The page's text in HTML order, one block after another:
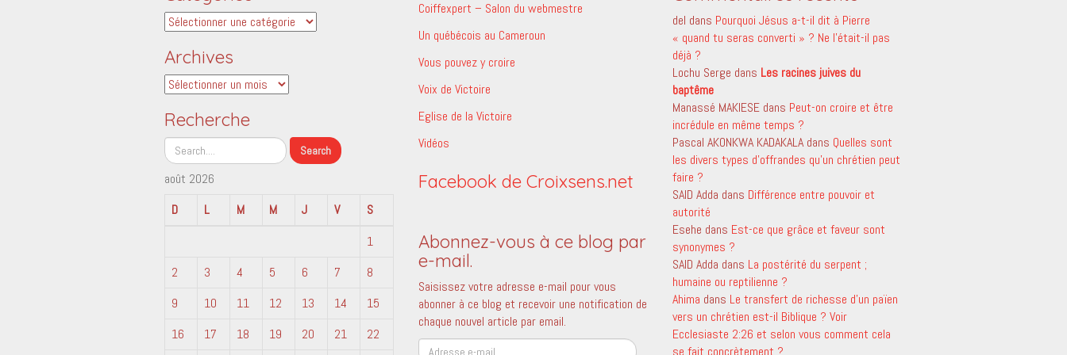
Catégories
Archives
Archives
Recherche
août 2026
D
L M M J V
S
1
2
3 4 5 6 7
8
9
10 11 12 13 14
15
16
17 18 19 20 21 22
Coiffexpert – Salon du webmestre
Un québécois au Cameroun
Vous pouvez y croire
Voix de Victoire
Eglise de la Victoire
Vidéos
Facebook de Croixsens.net
Abonnez-vous à ce blog par
e-mail.
Saisissez votre adresse e-mail pour vous
abonner à ce blog et recevoir une notification de
chaque nouvel article par email.
Adresse
del dans Pourquoi Jésus a-t-il dit à Pierre
« quand tu seras converti » ? Ne l’était-il pas
déjà ?
Lochu Serge dans Les racines juives du
baptême
Manassé MAKIESEdans Peut-on croire et être
incrédule en même temps ?
Pascal AKONKWA KADAKALAdans Quelles sont
les divers types d’offrandes qu’un chrétien peut
faire ?
SAID Adda dans Différence entre pouvoir et
autorité
Esehe dans Est-ce que grâce et faveur sont
synonymes ?
SAID Adda dans La postérité du serpent ;
humaine ou reptilienne ?
Ahima dans Le transfert de richesse d’un païen
vers un chrétien est-il Biblique ? Voir
Ecclesiaste 2:26 et selon vous comment cela
se fait concrètement ?